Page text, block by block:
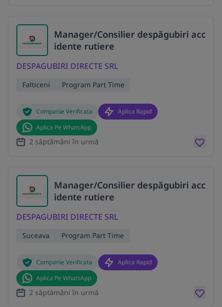
Manager/Consilier despăgubiri acc
idente rutiere
DESPAGUBIRI DIRECTE SRL
Falticeni Program Part Time
Companie Verificata
Aplica Rapid
Aplica Pe WhatsApp
2 săptămâni în urmă
Manager/Consilier despăgubiri acc
idente rutiere
DESPAGUBIRI DIRECTE SRL
Suceava Program Part Time
Companie Verificata
Aplica Rapid
Aplica Pe WhatsApp
2 săptămâni în urmă